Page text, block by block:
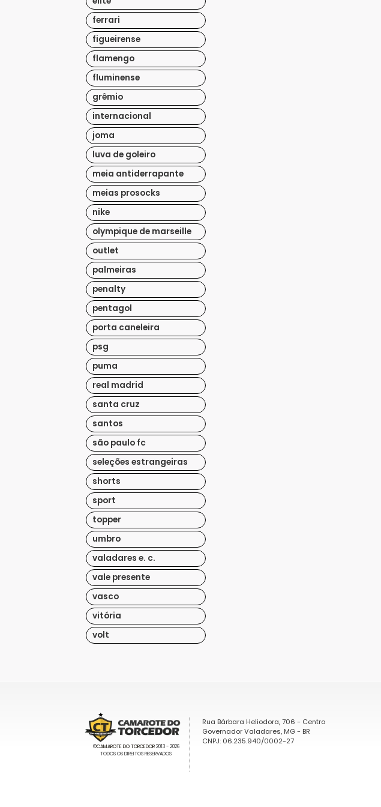
ferrari
figueirense
flamengo
fluminense
grêmio
internacional
joma
luva de goleiro
meia antiderrapante
meias prosocks
nike
olympique de marseille
outlet
palmeiras
penalty
pentagol
porta caneleira
psg
puma
real madrid
santa cruz
santos
são paulo fc
seleções estrangeiras
shorts
sport
topper
umbro
valadares e. c.
vale presente
vasco
vitória
volt
Rua Bárbara Heliodora, 706 - Centro
Governador Valadares, MG - BR
CNPJ: 06.235.940/0002-27
©CAMAROTE DO TORCEDOR2013 - 2026
TODOS OS DIREITOS RESERVADOS